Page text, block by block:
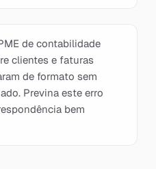
de contabilidade
clientes e faturas
de formato sem
Previna este erro
bem